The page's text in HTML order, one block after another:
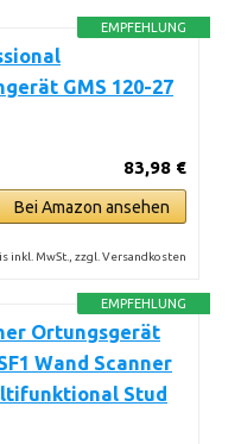
EMPFEHLUNG
GMS 120-27
83,98 €
Bei Amazon ansehen
inkl. MwSt., zzgl. Versandkosten
EMPFEHLUNG
Ortungsgerät
Wand Scanner
Stud